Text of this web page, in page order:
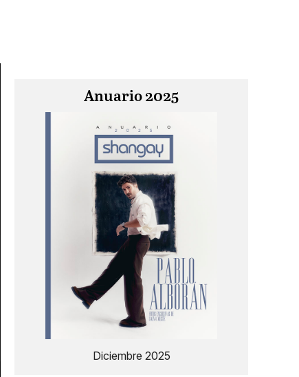
Anuario 2025
Diciembre 2025